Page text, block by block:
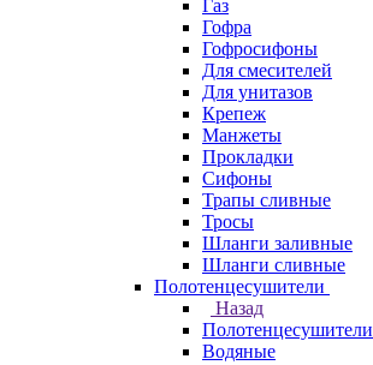
Газ
Гофра
Гофросифоны
Для смесителей
Для унитазов
Крепеж
Манжеты
Прокладки
Сифоны
Трапы сливные
Тросы
Шланги заливные
Шланги сливные
Полотенцесушители
Назад
Полотенцесушители
Водяные